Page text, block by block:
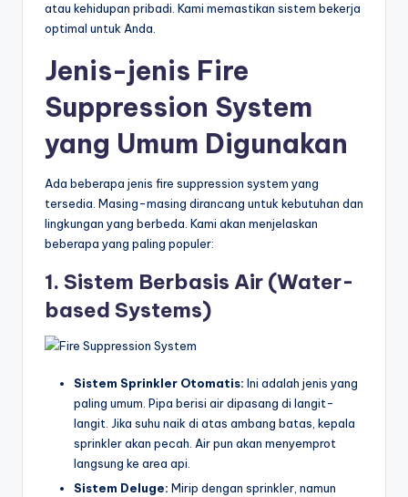
atau kehidupan pribadi. Kami memastikan sistem bekerja
optimal untuk Anda.
Jenis-jenis Fire
Suppression System
yang Umum Digunakan
Ada beberapa jenis fire suppression system yang
tersedia. Masing-masing dirancang untuk kebutuhan dan
lingkungan yang berbeda. Kami akan menjelaskan
beberapa yang paling populer:
1. Sistem Berbasis Air (Water-
based Systems)
Sistem Sprinkler Otomatis: Ini adalah jenis yang
paling umum. Pipa berisi air dipasang di langit-
langit. Jika suhu naik di atas ambang batas, kepala
sprinkler akan pecah. Air pun akan menyemprot
langsung ke area api.
Sistem Deluge: Mirip dengan sprinkler, namun